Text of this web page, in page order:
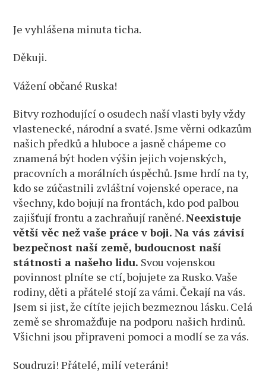
Je vyhlášena minuta ticha.
Děkuji.
Vážení občané Ruska!
Bitvy rozhodující o osudech naší vlasti byly vždy
vlastenecké, národní a svaté. Jsme věrni odkazům
našich předků a hluboce a jasně chápeme co
znamená být hoden výšin jejich vojenských,
pracovních a morálních úspěchů. Jsme hrdí na ty,
kdo se zúčastnili zvláštní vojenské operace, na
všechny, kdo bojují na frontách, kdo pod palbou
zajišťují frontu a zachraňují raněné.Neexistuje
větší věc než vaše práce v boji. Na vás závisí
bezpečnost naší země, budoucnost naší
státnosti a našeho lidu. Svou vojenskou
povinnost plníte se ctí, bojujete za Rusko. Vaše
rodiny, děti a přátelé stojí za vámi. Čekají na vás.
Jsem si jist, že cítíte jejich bezmeznou lásku. Celá
země se shromažďuje na podporu našich hrdinů.
Všichni jsou připraveni pomoci a modlí se za vás.
Soudruzi! Přátelé, milí veteráni!